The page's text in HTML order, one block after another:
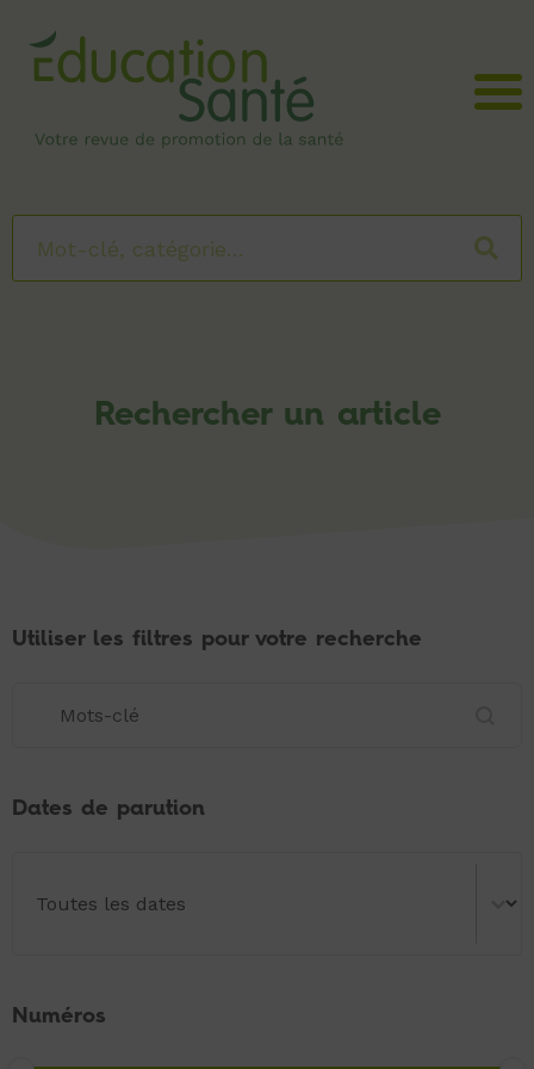
Menu
Rechercher un article
Utiliser les filtres pour votre recherche
Dates de parution
Numéros